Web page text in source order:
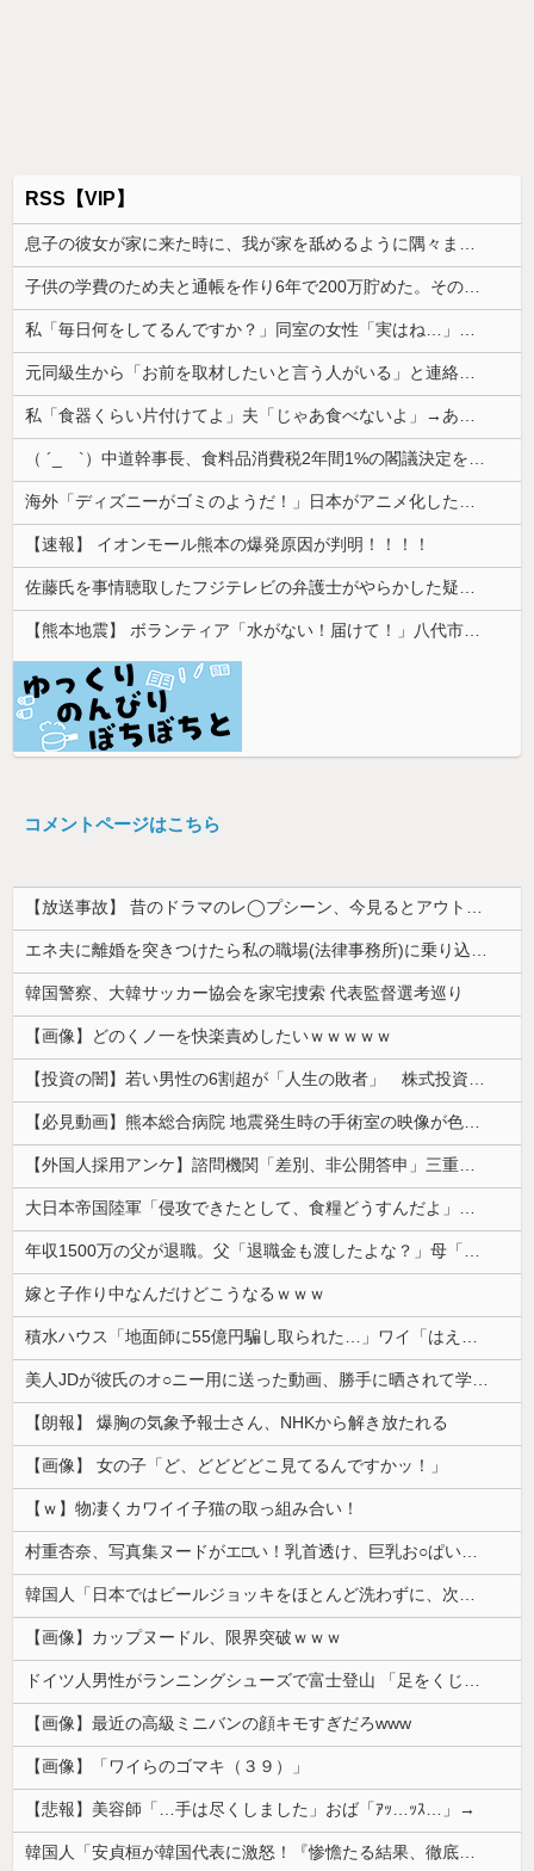
RSS【VIP】
息子の彼女が家に来た時に、我が家を舐めるように隅々まで見た。その次の瞬間、女がとんでもない一言
子供の学費のため夫と通帳を作り6年で200万貯めた。その会話を夫はコロっと忘れ、ある日積立通帳を発見した
私「毎日何をしてるんですか？」同室の女性「実はね…」→カーテン越しに聞こえていた声の正体が意外すぎて…
元同級生から「お前を取材したいと言う人がいる」と連絡があった。指定されたファミレスへ向かうと予想外の人物が待っていて…
私「食器くらい片付けてよ」夫「じゃあ食べないよ」→あまりにも子どもじみた言い分に、私が取った行動は…
（ ´_ゝ`）中道幹事長、食料品消費税2年間1%の閣議決定を批判 → 記者「中道改革連合は食料品消費税ゼロを公約に掲げていたが？」→ 階猛氏「
海外「ディズニーがゴミのようだ！」日本がアニメ化した米人気SF作品に絶賛の声が殺到中
【速報】 イオンモール熊本の爆発原因が判明！！！！
佐藤氏を事情聴取したフジテレビの弁護士がやらかした疑惑が浮上、「これが事実なら全部が怪しすぎるぞ」と前科に衝撃を受ける人が続出
【熊本地震】 ボランティア「水がない！届けて！」八代市市長「自分で取りに行って」
コメントページはこちら
【放送事故】 昔のドラマのレ◯プシーン、今見るとアウトすぎる・・・
エネ夫に離婚を突きつけたら私の職場(法律事務所)に乗り込んできた 堂々と「離婚の法律相談です。母の薦めでこちらに参りました」と言っているが、...
韓国警察、大韓サッカー協会を家宅捜索 代表監督選考巡り
【画像】どのくノ一を快楽責めしたいｗｗｗｗｗ
【投資の闇】若い男性の6割超が「人生の敗者」 株式投資が自信喪失の原因に
【必見動画】熊本総合病院 地震発生時の手術室の映像が色んな意味で衝撃的だと話題に
【外国人採用アンケ】諮問機関「差別、非公開答申」三重県「差別に当たらず、公表する方針を決定した」
大日本帝国陸軍「侵攻できたとして、食糧どうすんだよ」大本営「現地調達」陸軍「え？」
年収1500万の父が退職。父「退職金も渡したよな？」母「貯金なんてないよー」父「全部なくなったの！？」→予想外の返事に家族騒然となり…
嫁と子作り中なんだけどこうなるｗｗｗ
積水ハウス「地面師に55億円騙し取られた…」ワイ「はえーかわいそう…会社滅茶苦茶やろなぁ」
美人JDが彼氏のオ○ニー用に送った動画、勝手に晒されて学校中の”共有オカズ” にされる
【朗報】 爆胸の気象予報士さん、NHKから解き放たれる
【画像】 女の子「ど、どどどどこ見てるんですかッ！」
【ｗ】物凄くカワイイ子猫の取っ組み合い！
村重杏奈、写真集ヌードがエ□い！乳首透け、巨乳お○ぱいが最高過ぎる！
韓国人「日本ではビールジョッキをほとんど洗わずに、次の客に出すんだ！ これが証拠の映像だ!!」……あー、なるほどですねー。韓国には「アレ」がないんだ？
【画像】カップヌードル、限界突破ｗｗｗ
ドイツ人男性がランニングシューズで富士登山 「足をくじいて動けない」
【画像】最近の高級ミニバンの顔キモすぎだろwww
【画像】「ワイらのゴマキ（３９）」
【悲報】美容師「…手は尽くしました」おば「ｱｯ…ｯｽ…」→
韓国人「安貞桓が韓国代表に激怒！『惨憺たる結果、徹底的な刷新が必要だ』と監督や協会を痛烈批判」